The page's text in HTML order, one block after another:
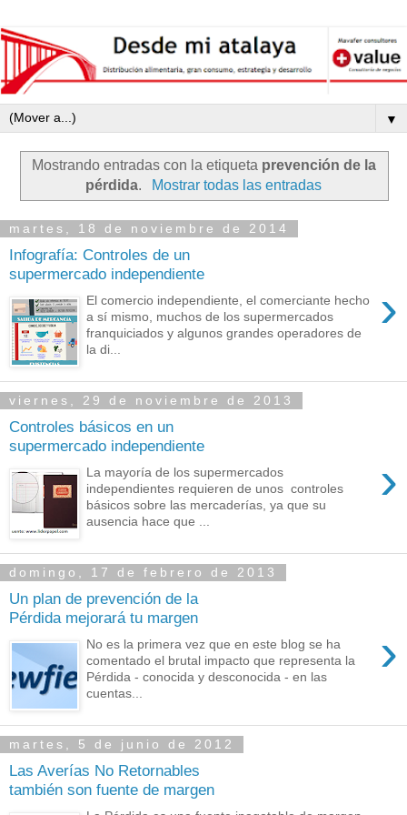
▼
Mostrando entradas con la etiqueta prevención de la
pérdida. Mostrar todas las entradas
martes, 18 de noviembre de 2014
Infografía: Controles de un
supermercado independiente
›
El comercio independiente, el comerciante hecho
a sí mismo, muchos de los supermercados
franquiciados y algunos grandes operadores de
la di...
viernes, 29 de noviembre de 2013
Controles básicos en un
supermercado independiente
›
La mayoría de los supermercados
independientes requieren de unos controles
básicos sobre las mercaderías, ya que su
ausencia hace que ...
domingo, 17 de febrero de 2013
Un plan de prevención de la
Pérdida mejorará tu margen
›
No es la primera vez que en este blog se ha
comentado el brutal impacto que representa la
Pérdida - conocida y desconocida - en las
cuentas...
martes, 5 de junio de 2012
Las Averías No Retornables
también son fuente de margen